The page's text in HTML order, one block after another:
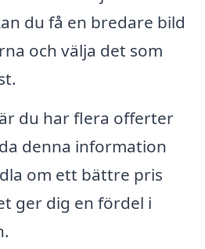
du få en bredare bild
och välja det som
du har flera offerter
denna information
om ett bättre pris
ger dig en fördel i